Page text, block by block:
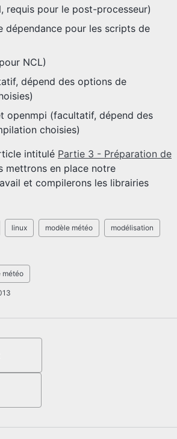
requis pour le post-processeur)
dépendance pour les scripts de
NCL)
dépend des options de
openmpi (facultatif, dépend des
choisies)
intitulé Partie 3 - Préparation de
mettrons en place notre
et compilerons les librairies
linux modèle météo modélisation
météo